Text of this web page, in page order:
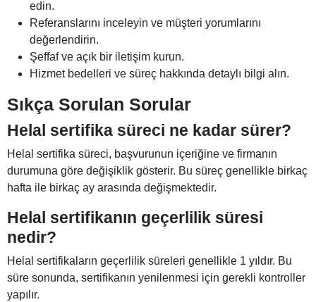
edin.
Referanslarını inceleyin ve müşteri yorumlarını
değerlendirin.
Şeffaf ve açık bir iletişim kurun.
Hizmet bedelleri ve süreç hakkında detaylı bilgi alın.
Sıkça Sorulan Sorular
Helal sertifika süreci ne kadar sürer?
Helal sertifika süreci, başvurunun içeriğine ve firmanın
durumuna göre değişiklik gösterir. Bu süreç genellikle birkaç
hafta ile birkaç ay arasında değişmektedir.
Helal sertifikanın geçerlilik süresi
nedir?
Helal sertifikaların geçerlilik süreleri genellikle 1 yıldır. Bu
süre sonunda, sertifikanın yenilenmesi için gerekli kontroller
yapılır.